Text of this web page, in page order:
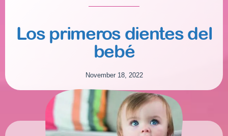
Los primeros dientes del
bebé
November 18, 2022